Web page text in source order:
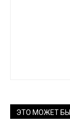
ЭТО МОЖЕТ